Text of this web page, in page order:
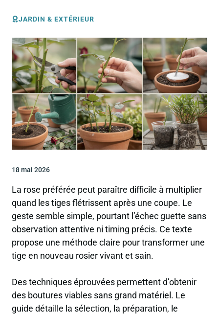
JARDIN & EXTÉRIEUR
18 mai 2026
La rose préférée peut paraître difficile à multiplier
quand les tiges flétrissent après une coupe. Le
geste semble simple, pourtant l’échec guette sans
observation attentive ni timing précis. Ce texte
propose une méthode claire pour transformer une
tige en nouveau rosier vivant et sain.
Des techniques éprouvées permettent d’obtenir
des boutures viables sans grand matériel. Le
guide détaille la sélection, la préparation, le